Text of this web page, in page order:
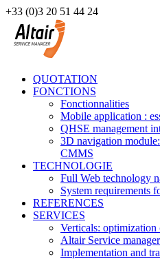
+33 (0)3 20 51 44 24
QUOTATION
FONCTIONS
Fonctionnalities
Mobile application :
QHSE management
3D navigation
CMMS
TECHNOLOGIE
Full Web technology
System requirements
REFERENCES
SERVICES
Verticals: optimization
Altair Service
Implementation and